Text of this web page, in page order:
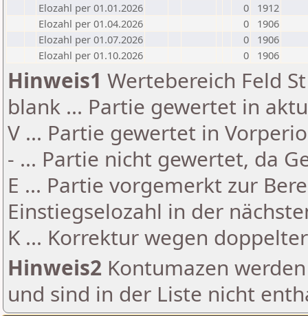
Elozahl per 01.01.2026
0
1912
Elozahl per 01.04.2026
0
1906
Elozahl per 01.07.2026
0
1906
Elozahl per 01.10.2026
0 1906
Hinweis1 Wertebereich Feld
blank ... Partie gewertet in
V ... Partie gewertet in
- ... Partie nicht gewertet, da
E ... Partie vorgemerkt zur
Einstiegselozahl in der
K ... Korrektur wegen
Hinweis2 Kontumazen
und sind in der Liste nicht